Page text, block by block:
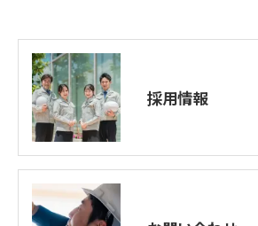
採用情報